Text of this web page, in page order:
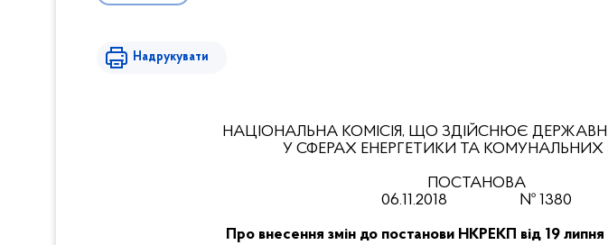
Надрукувати
НАЦІОНАЛЬНА КОМІСІЯ, ЩО ЗДІЙСНЮЄ
У СФЕРАХ ЕНЕРГЕТИКИ ТА КОМУНАЛЬНИХ
ПОСТАНОВА
06.11.2018 № 1380
Про внесення змін до постанови НКРЕКП від 19